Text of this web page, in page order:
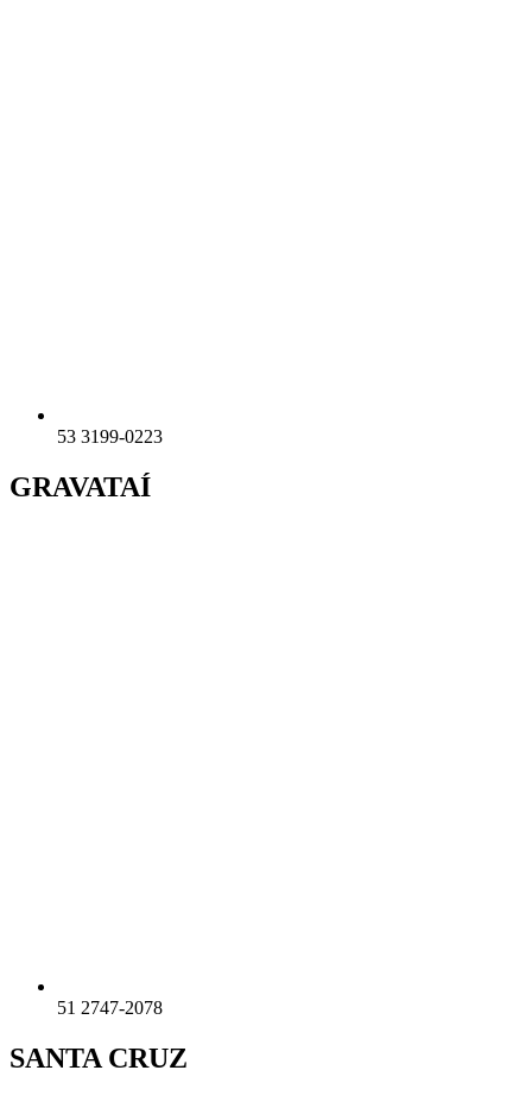
53 3199-0223
GRAVATAÍ
51 2747-2078
SANTA CRUZ